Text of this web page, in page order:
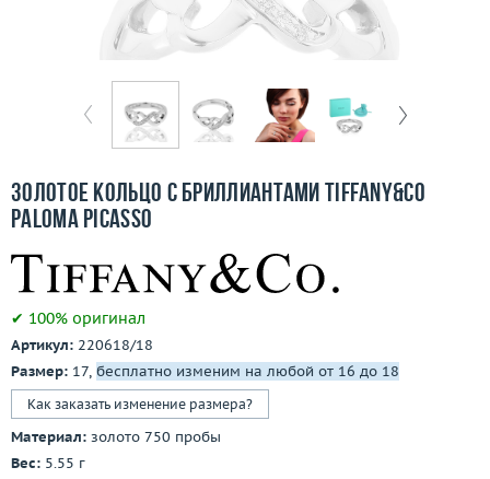
Бесплатная доставка
О компании
Контакты
3D-тур по шоуруму
Золотое кольцо с бриллиантами Tiffany&Co
Paloma Picasso
✔ 100% оригинал
Артикул: 220618/18
Размер: 17, бесплатно изменим на любой от 16 до 18
Как заказать изменение размера?
Материал: золото 750 пробы
Вес: 5.55 г